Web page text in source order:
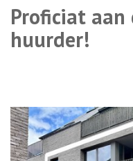
Proficiat aan
huurder!